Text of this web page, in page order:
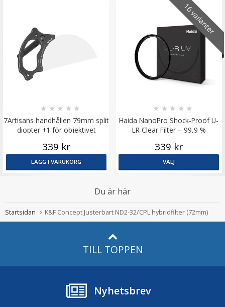
7Artisans handhållen 79mm split
diopter +1 för objektivet
★ ★ ★ ★ ★
339 kr
LÄGG I VARUKORG
16 varianter
Haida NanoPro Shock-Proof U-
LR Clear Filter – 99,9 %
★ ★ ★ ★ ★
339 kr
VÄLJ
Du är här
Startsidan K&F Concept Justerbart ND2-32/CPL hybridfilter (72mm)
TILL TOPPEN
Nyhetsbrev